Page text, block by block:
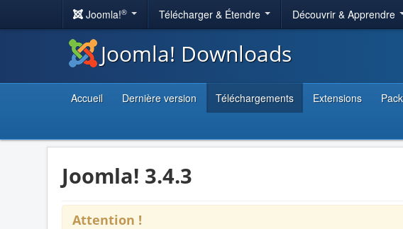
Joomla!® Télécharger & Étendre Découvrir & Apprendre
Joomla! Downloads
Accueil Dernière version Téléchargements Extensions
Joomla! 3.4.3
Attention !